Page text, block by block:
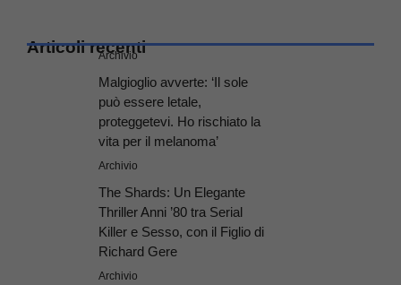
Articoli recenti
Archivio
Malgioglio avverte: ‘Il sole
può essere letale,
proteggetevi. Ho rischiato la
vita per il melanoma’
Archivio
The Shards: Un Elegante
Thriller Anni ’80 tra Serial
Killer e Sesso, con il Figlio di
Richard Gere
Archivio